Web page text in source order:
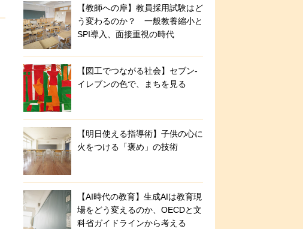
【教師への扉】教員採用試験はど
う変わるのか？ 一般教養縮小と
SPI導入、面接重視の時代
【図工でつながる社会】セブン‐
イレブンの色で、まちを見る
【明日使える指導術】子供の心に
火をつける「褒め」の技術
【AI時代の教育】生成AIは教育現
場をどう変えるのか、OECDと文
科省ガイドラインから考える